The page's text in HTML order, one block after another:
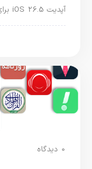
آپدیت iOS 26.5 برای گوشی های آیفون منتشر شد اپل پس از…
0 دیدگاه